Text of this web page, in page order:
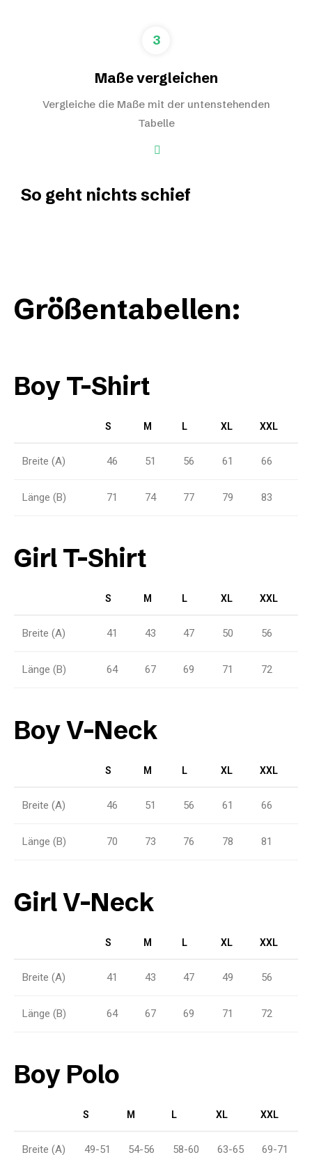
3
Maße vergleichen
Vergleiche die Maße mit der untenstehenden
Tabelle
So geht nichts schief
Größentabellen:
Boy T-Shirt
S M L XL XXL
Breite (A) 46 51 56 61 66
Länge (B) 71 74 77 79 83
Girl T-Shirt
S M L XL XXL
Breite (A) 41 43 47 50 56
Länge (B) 64 67 69 71 72
Boy V-Neck
S M L XL XXL
Breite (A) 46 51 56 61 66
Länge (B) 70 73 76 78 81
Girl V-Neck
S M L XL XXL
Breite (A) 41 43 47 49 56
Länge (B) 64 67 69 71 72
Boy Polo
S M L XL XXL
Breite (A) 49-51 54-56 58-60 63-65 69-71